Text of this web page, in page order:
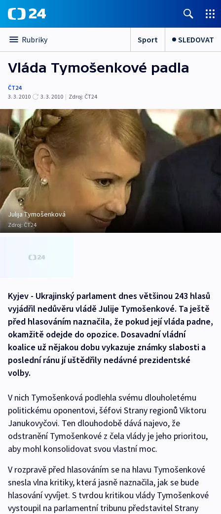
Rubriky Sport SLEDOVAT
Vláda Tymošenkové padla
ČT24
3. 3. 2010
3. 3. 2010 | Zdroj: ČT24
Julija Tymošenková
Zdroj:ČT24
Kyjev - Ukrajinský parlament dnes většinou 243 hlasů
vyjádřil nedůvěru vládě Julije Tymošenkové. Ta ještě
před hlasováním naznačila, že pokud její vláda padne,
okamžitě odejde do opozice. Dosavadní vládní
koalice už nějakou dobu vykazuje známky slabosti a
poslední ránu jí uštědřily nedávné prezidentské
volby.
V nich Tymošenková podlehla svému dlouholetému
politickému oponentovi, šéfovi Strany regionů Viktoru
Janukovyčovi. Ten dlouhodobě dává najevo, že
odstranění Tymošenkové z čela vlády je jeho prioritou,
aby mohl konsolidovat svou vlastní moc.
V rozpravě před hlasováním se na hlavu Tymošenkové
snesla vlna kritiky, která jasně naznačila, jak se bude
hlasování vyvíjet. S tvrdou kritikou vlády Tymošenkové
vystoupil na parlamentní tribunu představitel Strany